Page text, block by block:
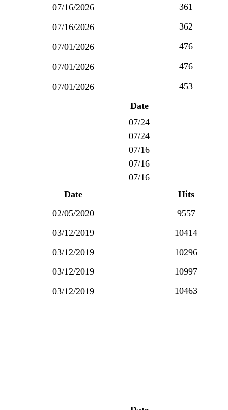
07/16/2026
361
07/16/2026
362
07/01/2026
476
07/01/2026
476
07/01/2026
453
Date
07/24
07/24
07/16
07/16
07/16
Date
Hits
02/05/2020
9557
03/12/2019
10414
03/12/2019
10296
03/12/2019
10997
03/12/2019
10463